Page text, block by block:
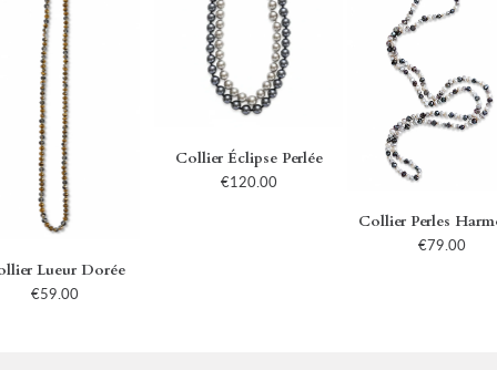
Lueur Dorée
€59.00
Collier Éclipse Perlée
€120.00
Collier Perles
€79.00